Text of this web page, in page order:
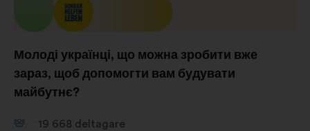
Молоді українці, що можна зробити вже
зараз, щоб допомогти вам будувати
майбутнє?
19 668 deltagare